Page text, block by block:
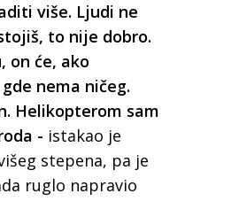
više. Ljudi ne
to nije dobro.
on će, ako
nema ničeg.
Helikopterom sam
- istakao je
stepena, pa je
ruglo napravio